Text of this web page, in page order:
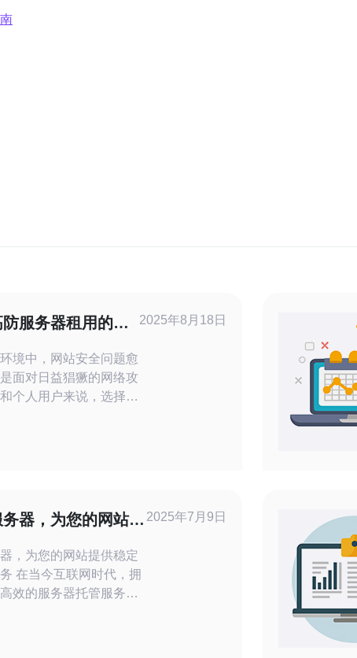
服务器租用的灵
境中，网站安全问题愈
面对日益猖獗的网络攻
个人用户来说，选择合
相比于传统的年付或更
式，月付服务器允许用
2025年8月18日
器，为您的网站提
，为您的网站提供稳定
拥
效的服务器托管服务对
2025年7月9日